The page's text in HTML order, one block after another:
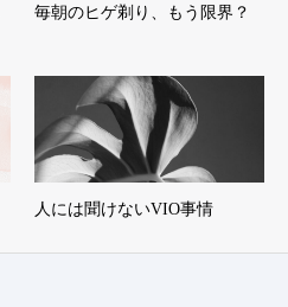
毎朝のヒゲ剃り、もう限界？
人には聞けないVIO事情